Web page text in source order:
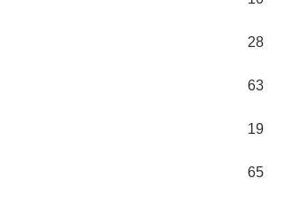
28
63
19
65